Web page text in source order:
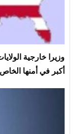
وزيرا خارجية
أكبر في أمنها الخاص